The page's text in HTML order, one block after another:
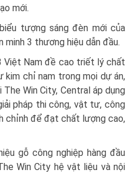
mới.
tượng sáng đèn mới của
3 thương hiệu dẫn đầu.
Việt Nam đề cao triết lý chất
chỉ nam trong mọi dự án,
Win City, Central áp dụng
pháp thi công, vật tư, công
chỉnh để đạt chất lượng cao,
gỗ công nghiệp hàng đầu
Win City hệ vật liệu và nội